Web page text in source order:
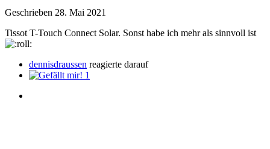
Geschrieben 28. Mai 2021
Tissot T-Touch Connect Solar. Sonst habe ich mehr als sinnvoll ist
dennisdraussen reagierte darauf
1